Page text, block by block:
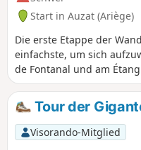
Start in Auzat (Ariège)
Die erste Etappe der
einfachste, um sich
de Fontanal und am
Pinet. Der
Tour der
Visorando-Mitglied